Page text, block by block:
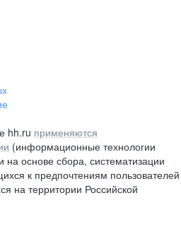
hh.ru применяются
(информационные технологии
основе сбора, систематизации
к предпочтениям пользователей
на территории Российской